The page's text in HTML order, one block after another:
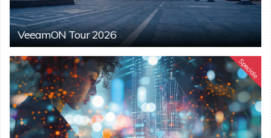
VeeamON Tour 2026
Speciale